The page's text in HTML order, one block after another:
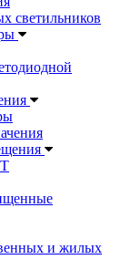
светильников
и жилых